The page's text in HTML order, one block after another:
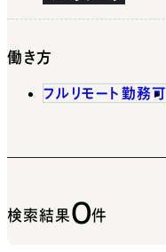
働き方
フルリモート勤務可
検索結果0件